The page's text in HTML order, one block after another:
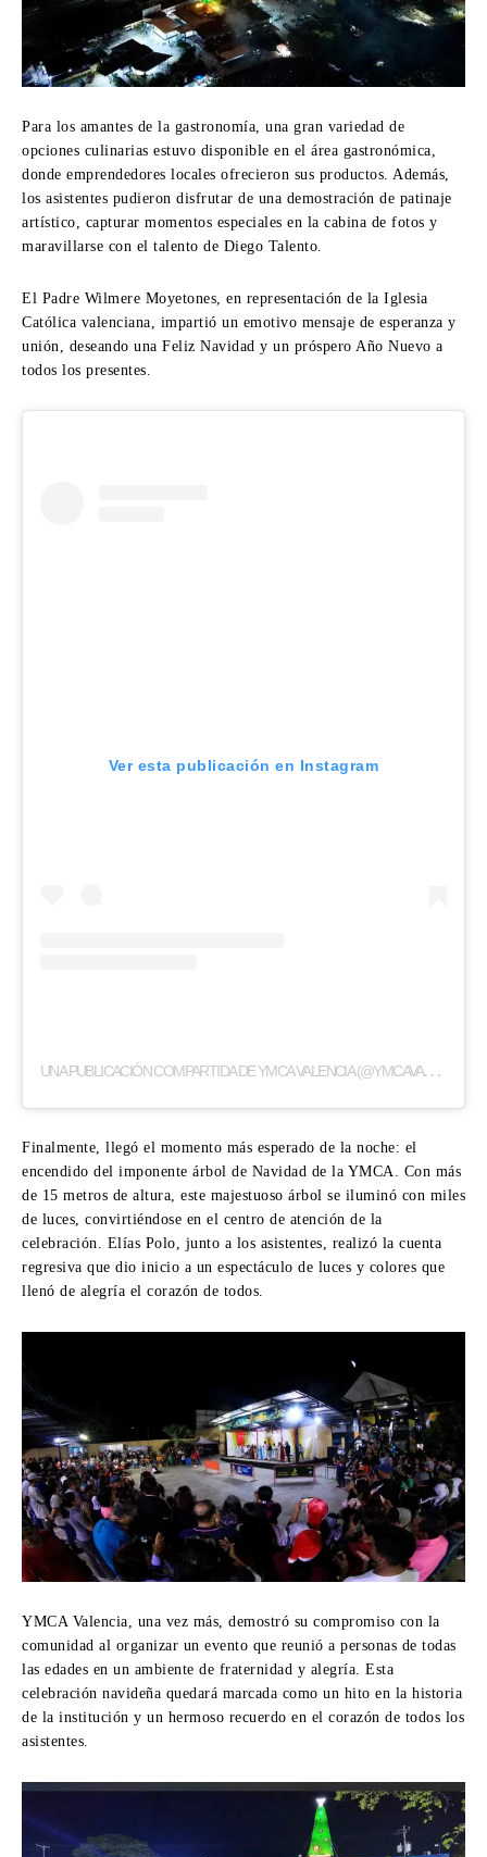
Para los amantes de la gastronomía, una gran variedad de
opciones culinarias estuvo disponible en el área gastronómica,
donde emprendedores locales ofrecieron sus productos. Además,
los asistentes pudieron disfrutar de una demostración de patinaje
artístico, capturar momentos especiales en la cabina de fotos y
maravillarse con el talento de Diego Talento.
El Padre Wilmere Moyetones, en representación de la Iglesia
Católica valenciana, impartió un emotivo mensaje de esperanza y
unión, deseando una Feliz Navidad y un próspero Año Nuevo a
todos los presentes.
Ver esta publicación en Instagram
U
NA PUBLICACIÓN COMPARTIDA DE YMCA VALENCIA (@YMCAVALENCIA)
Finalmente, llegó el momento más esperado de la noche: el
encendido del imponente árbol de Navidad de la YMCA. Con más
de 15 metros de altura, este majestuoso árbol se iluminó con miles
de luces, convirtiéndose en el centro de atención de la
celebración. Elías Polo, junto a los asistentes, realizó la cuenta
regresiva que dio inicio a un espectáculo de luces y colores que
llenó de alegría el corazón de todos.
YMCA Valencia, una vez más, demostró su compromiso con la
comunidad al organizar un evento que reunió a personas de todas
las edades en un ambiente de fraternidad y alegría. Esta
celebración navideña quedará marcada como un hito en la historia
de la institución y un hermoso recuerdo en el corazón de todos los
asistentes.